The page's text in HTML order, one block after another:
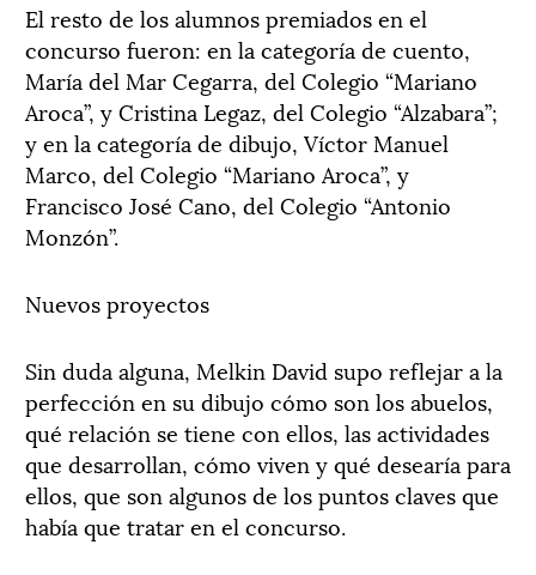
El resto de los alumnos premiados en el
concurso fueron: en la categoría de cuento,
María del Mar Cegarra, del Colegio “Mariano
Aroca”, y Cristina Legaz, del Colegio “Alzabara”;
y en la categoría de dibujo, Víctor Manuel
Marco, del Colegio “Mariano Aroca”, y
Francisco José Cano, del Colegio “Antonio
Monzón”.
Nuevos proyectos
Sin duda alguna, Melkin David supo reflejar a la
perfección en su dibujo cómo son los abuelos,
qué relación se tiene con ellos, las actividades
que desarrollan, cómo viven y qué desearía para
ellos, que son algunos de los puntos claves que
había que tratar en el concurso.